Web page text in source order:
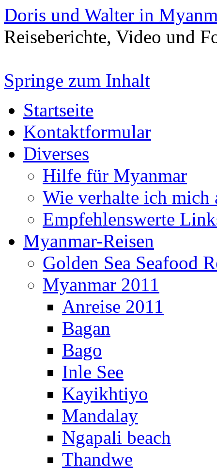
Doris und Walter in
Reiseberichte, Video und
Springe zum Inhalt
Startseite
Kontaktformular
Diverses
Hilfe für Myanmar
Wie verhalte ich
Empfehlenswerte
Myanmar-Reisen
Golden Sea Seafood
Myanmar 2011
Anreise 2011
Bagan
Bago
Inle See
Kayikhtiyo
Mandalay
Ngapali beach
Thandwe